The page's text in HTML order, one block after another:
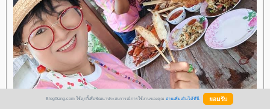
BlogGang.com ใช้คุกกี้เพื่อพัฒนาประสบการณ์การใช้งานของคุณ อ่านเพิ่มเติมได้ที่นี่